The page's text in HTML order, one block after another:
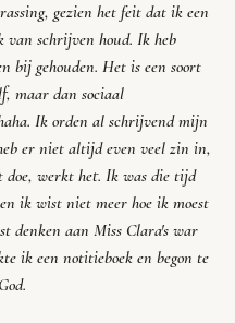
gezien het feit dat ik een
van schrijven houd. Ik heb
bij gehouden. Het is een soort
maar dan sociaal
Ik orden al schrijvend mijn
er niet altijd even veel zin in,
doe, werkt het. Ik was die tijd
ik wist niet meer hoe ik moest
denken aan Miss Clara's war
ik een notitieboek en begon te